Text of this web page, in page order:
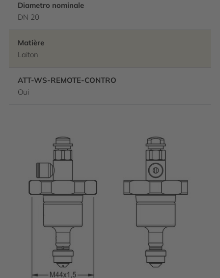
Diametro nominale
DN 20
Matière
Laiton
ATT-WS-REMOTE-CONTRO
Oui